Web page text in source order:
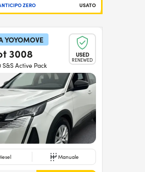
ZERO USATO
YOYOMOVE
USED
RENEWED
3008
S&S Active Pack
Manuale